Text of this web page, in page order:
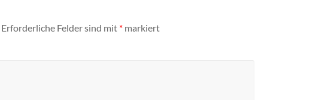
Erforderliche Felder sind mit * markiert